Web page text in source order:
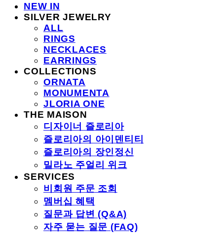
NEW IN
SILVER JEWELRY
ALL
RINGS
NECKLACES
EARRINGS
COLLECTIONS
ORNATA
MONUMENTA
JLORIA ONE
THE MAISON
디자이너 즐로리아
즐로리아의 아이덴티티
즐로리아의 장인정신
밀라노 주얼리 위크
SERVICES
비회원 주문 조회
멤버십 혜택
질문과 답변 (Q&A)
자주 묻는 질문 (FAQ)